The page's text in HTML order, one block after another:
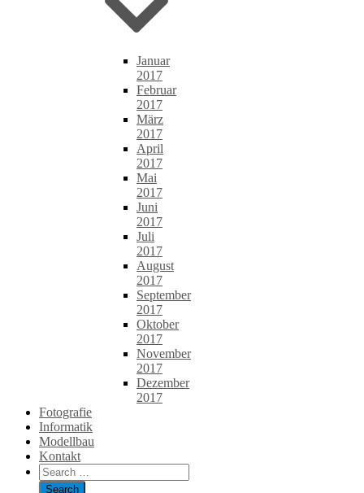
Januar
2017
Februar
2017
März
2017
April
2017
Mai
2017
Juni
2017
Juli
2017
August
2017
September
2017
Oktober
2017
November
2017
Dezember
2017
Fotografie
Informatik
Modellbau
Kontakt
Search
for: